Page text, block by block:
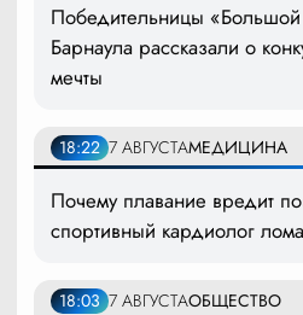
Победительницы
Барнаула рассказали о
мечты
18:22 7 АВГУСТАМЕДИЦИНА
Почему плавание вредит
спортивный кардиолог
18:03 7 АВГУСТАОБЩЕСТВО